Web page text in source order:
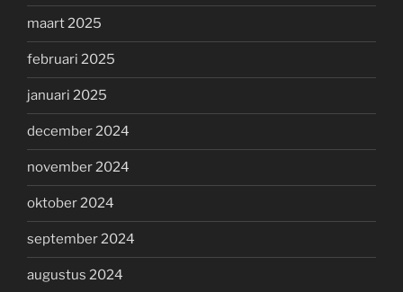
maart 2025
februari 2025
januari 2025
december 2024
november 2024
oktober 2024
september 2024
augustus 2024